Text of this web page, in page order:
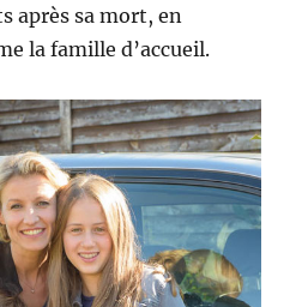
après sa mort, en
la famille d’accueil.